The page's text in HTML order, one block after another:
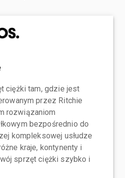
ciężki tam, gdzie jest
przez Ritchie
rozwiązaniom
bezpośrednio do
kompleksowej usłudze
kraje, kontynenty i
sprzęt ciężki szybko i